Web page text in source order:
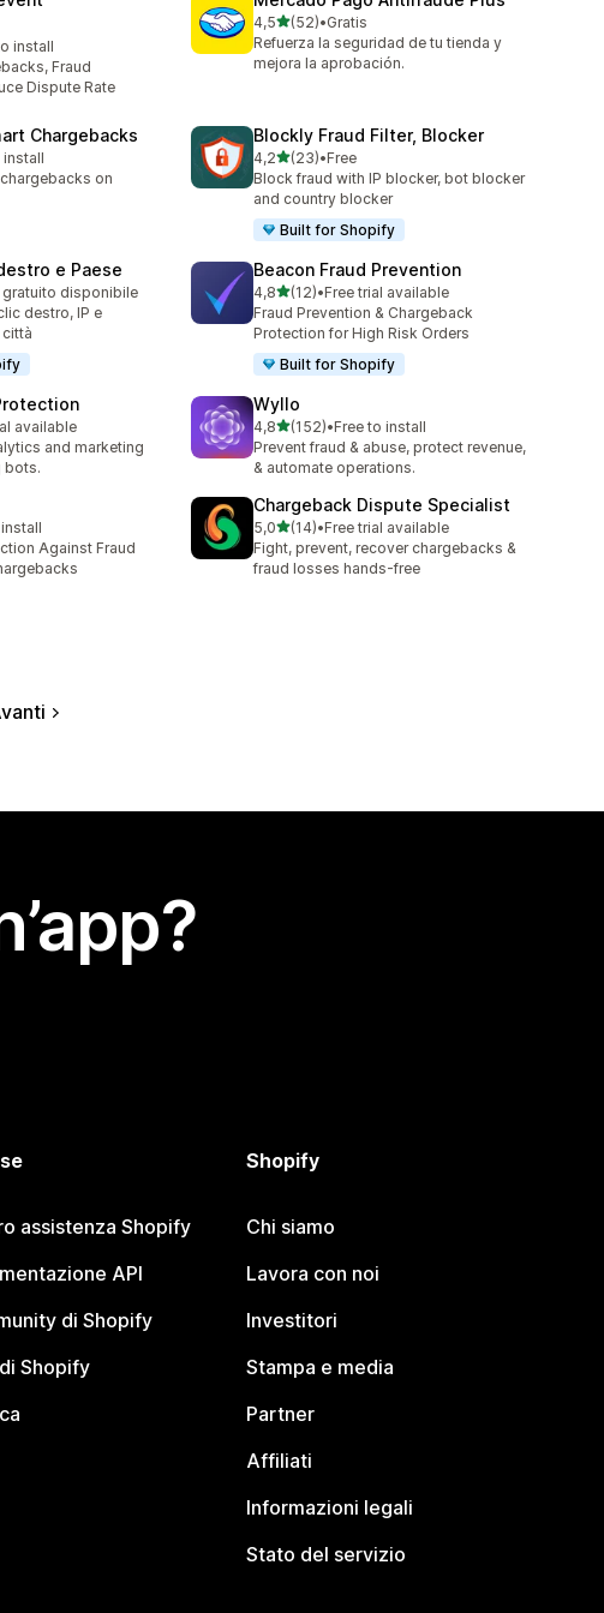
install
Fraud
Dispute Rate
4,5stelle su 5
(52)
52 recensioni totali
•Gratis
Refuerza la seguridad de tu tienda y
mejora la aprobación.
Chargebacks
install
on
Blockly Fraud Filter, Blocker
4,2stelle su 5
(23)
23 recensioni totali
•Free
Block fraud with IP blocker, bot blocker
and country blocker
Built for Shopify
e Paese
gratuito disponibile
destro, IP e
Beacon Fraud Prevention
4,8stelle su 5
(12)
12 recensioni totali
•Free trial available
Fraud Prevention & Chargeback
Protection for High Risk Orders
Built for Shopify
available
and marketing
bots.
Wyllo
4,8stelle su 5
(152)
152 recensioni totali
•Free to install
Prevent fraud & abuse, protect revenue,
& automate operations.
Against Fraud
Chargeback Dispute Specialist
5,0stelle su 5
(14)
14 recensioni totali
•Free trial available
Fight, prevent, recover chargebacks &
fraud losses hands-free
assistenza Shopify
API
di Shopify
Shopify
Shopify
Chi siamo
Lavora con noi
Investitori
Stampa e media
Partner
Affiliati
Informazioni legali
Stato del servizio